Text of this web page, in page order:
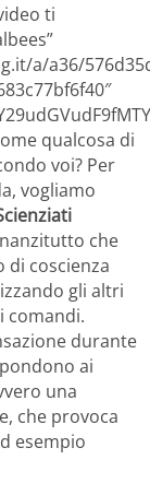
ti
a/a36/
qualcosa di
voi? Per
vogliamo
che
di coscienza
gli altri
comandi.
durante
ai
una
che provoca
esempio